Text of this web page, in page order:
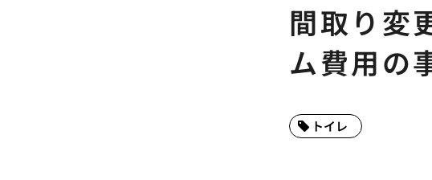
間取り変
ム費用の
トイレ